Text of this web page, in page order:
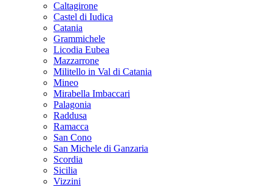
Caltagirone
Castel di Iudica
Catania
Grammichele
Licodia Eubea
Mazzarrone
Militello in Val di Catania
Mineo
Mirabella Imbaccari
Palagonia
Raddusa
Ramacca
San Cono
San Michele di Ganzaria
Scordia
Sicilia
Vizzini